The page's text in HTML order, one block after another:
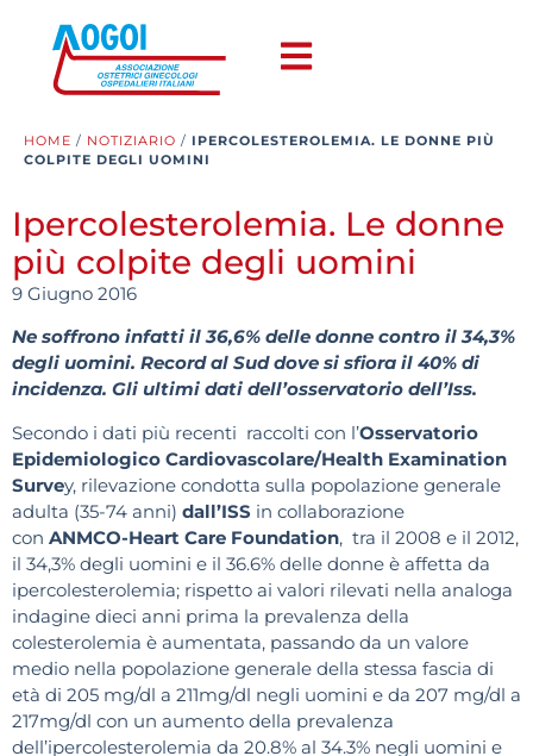
HOME / NOTIZIARIO / IPERCOLESTEROLEMIA. LE DONNE PIÙ
COLPITE DEGLI UOMINI
Ipercolesterolemia. Le donne
più colpite degli uomini
9 Giugno 2016
Ne soffrono infatti il 36,6% delle donne contro il 34,3%
degli uomini. Record al Sud dove si sfiora il 40% di
incidenza. Gli ultimi dati dell’osservatorio dell’Iss.
Secondo i dati più recenti raccolti con l’Osservatorio
Epidemiologico Cardiovascolare/Health Examination
Survey, rilevazione condotta sulla popolazione generale
adulta (35-74 anni) dall’ISS in collaborazione
con ANMCO-Heart Care Foundation, tra il 2008 e il 2012,
il 34,3% degli uomini e il 36.6% delle donne è affetta da
ipercolesterolemia; rispetto ai valori rilevati nella analoga
indagine dieci anni prima la prevalenza della
colesterolemia è aumentata, passando da un valore
medio nella popolazione generale della stessa fascia di
età di 205 mg/dl a 211mg/dl negli uomini e da 207 mg/dl a
217mg/dl con un aumento della prevalenza
dell’ipercolesterolemia da 20.8% al 34.3% negli uomini e